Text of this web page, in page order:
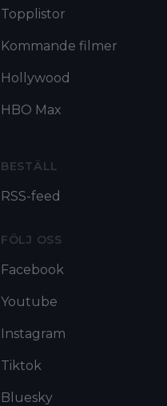
Topplistor
Kommande filmer
Hollywood
HBO Max
BESTÄLL
RSS-feed
FÖLJ OSS
Facebook
Youtube
Instagram
Tiktok
Bluesky